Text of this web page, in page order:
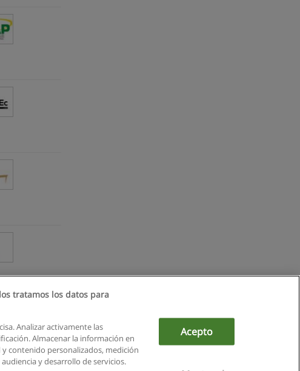
tratamos los datos para
Analizar activamente las
Almacenar la información en
contenido personalizados, medición
y desarrollo de servicios.
Acepto